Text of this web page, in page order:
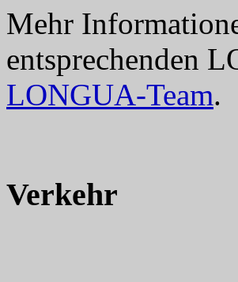
Mehr
entsprechenden
LONGUA-Team.
Verkehr